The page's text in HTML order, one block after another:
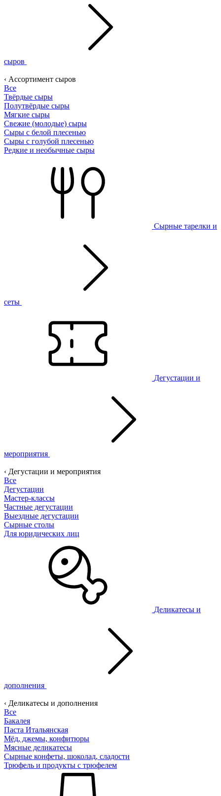
сыров
‹ Ассортимент сыров
Все
Твёрдые сыры
Полутвёрдые сыры
Мягкие сыры
Свежие (молодые) сыры
Сыры с белой плесенью
Сыры с голубой плесенью
Редкие и необычные сыры
Сырные тарелки и
сеты
Дегустации и
мероприятия
‹ Дегустации и мероприятия
Все
Дегустации
Мастер-классы
Частные дегустации
Выездные дегустации
Сырные столы
Для юридических лиц
Деликатесы и
дополнения
‹ Деликатесы и дополнения
Все
Бакалея
Паста Итальянская
Мёд, джемы, конфитюры
Мясные деликатесы
Сырные конфеты, шоколад, сладости
Трюфель и продукты с трюфелем